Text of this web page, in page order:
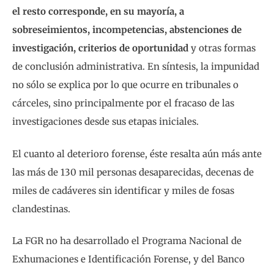
el resto corresponde, en su mayoría, a
sobreseimientos, incompetencias, abstenciones de
investigación, criterios de oportunidad y otras formas
de conclusión administrativa. En síntesis, la impunidad
no sólo se explica por lo que ocurre en tribunales o
cárceles, sino principalmente por el fracaso de las
investigaciones desde sus etapas iniciales.
El cuanto al deterioro forense, éste resalta aún más ante
las más de 130 mil personas desaparecidas, decenas de
miles de cadáveres sin identificar y miles de fosas
clandestinas.
La FGR no ha desarrollado el Programa Nacional de
Exhumaciones e Identificación Forense, y del Banco